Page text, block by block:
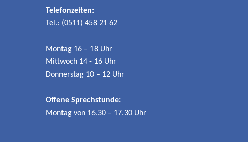
Telefonzeiten:
Tel.: (0511) 458 21 62
Montag 16 – 18 Uhr
Mittwoch 14 - 16 Uhr
Donnerstag 10 – 12 Uhr
Offene Sprechstunde:
Montag von 16.30 – 17.30 Uhr